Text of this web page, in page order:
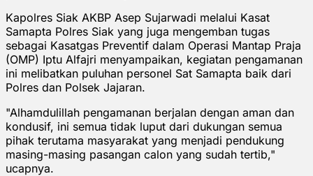
Kapolres Siak AKBP Asep Sujarwadi melalui Kasat
Samapta Polres Siak yang juga mengemban tugas
sebagai Kasatgas Preventif dalam Operasi Mantap Praja
(OMP) Iptu Alfajri menyampaikan, kegiatan pengamanan
ini melibatkan puluhan personel Sat Samapta baik dari
Polres dan Polsek Jajaran.
"Alhamdulillah pengamanan berjalan dengan aman dan
kondusif, ini semua tidak luput dari dukungan semua
pihak terutama masyarakat yang menjadi pendukung
masing-masing pasangan calon yang sudah tertib,"
ucapnya.